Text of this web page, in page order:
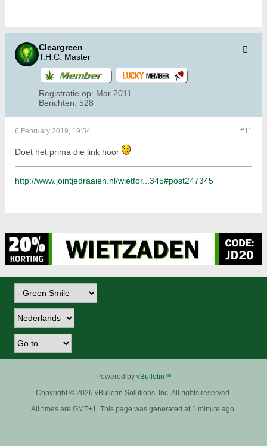
Cleargreen
T.H.C. Master
Registratie op: Mar 2011
Berichten: 528
#11
6 February 2019, 19:54
Doet het prima die link hoor
http://www.jointjedraaien.nl/wietfor...345#post247345
Powered by vBulletin™
Copyright © 2026 vBulletin Solutions, Inc. All rights reserved.
All times are GMT+1. This page was generated at 1 minute ago.